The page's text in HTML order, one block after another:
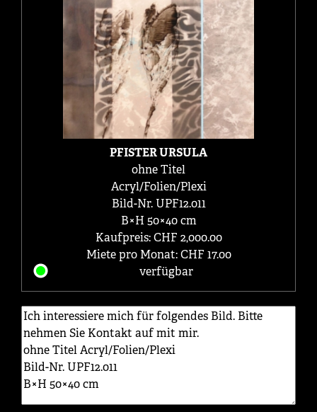
PFISTER URSULA
ohne Titel
Acryl/Folien/Plexi
Bild-Nr. UPF12.011
B×H 50×40 cm
Kaufpreis: CHF 2,000.00
Miete pro Monat: CHF 17.00
verfügbar